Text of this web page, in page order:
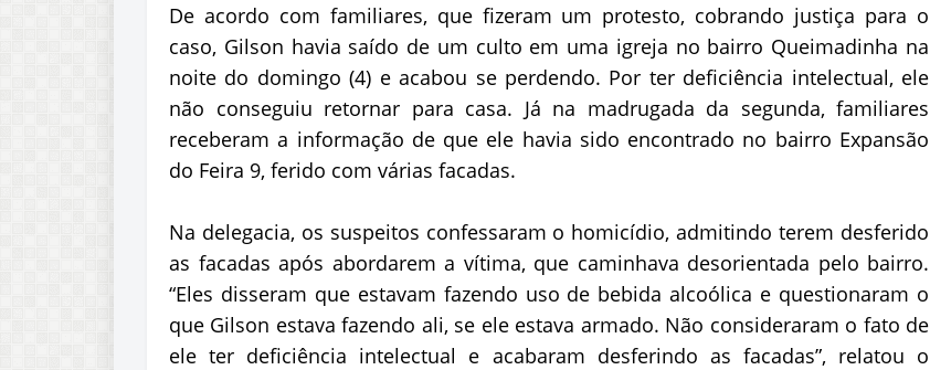
De acordo com familiares, que fizeram um protesto, cobrando justiça para o
caso, Gilson havia saído de um culto em uma igreja no bairro Queimadinha na
noite do domingo (4) e acabou se perdendo. Por ter deficiência intelectual, ele
não conseguiu retornar para casa. Já na madrugada da segunda, familiares
receberam a informação de que ele havia sido encontrado no bairro Expansão
do Feira 9, ferido com várias facadas.
Na delegacia, os suspeitos confessaram o homicídio, admitindo terem desferido
as facadas após abordarem a vítima, que caminhava desorientada pelo bairro.
“Eles disseram que estavam fazendo uso de bebida alcoólica e questionaram o
que Gilson estava fazendo ali, se ele estava armado. Não consideraram o fato de
ele ter deficiência intelectual e acabaram desferindo as facadas”, relatou o